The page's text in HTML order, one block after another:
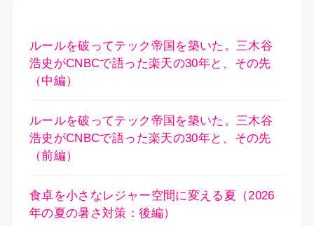
ルールを破ってテック帝国を築いた。三木谷
浩史がCNBCで語った楽天の30年と、その先
（中編）
ルールを破ってテック帝国を築いた。三木谷
浩史がCNBCで語った楽天の30年と、その先
（前編）
食卓を小さなレジャー空間に変える夏（2026
年の夏の暑さ対策：後編）